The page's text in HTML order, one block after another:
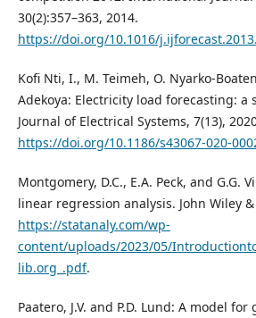
30(2):357–363, 2014.
https://doi.org/10.1016/
Kofi Nti, I., M. Teimeh, O. Nyarko-
Adekoya: Electricity load forecasting: a
Journal of Electrical Systems, 7(13),
https://doi.org/10.1186/s43067-020-
Montgomery, D.C., E.A. Peck, and G.G.
linear regression analysis. John Wiley &
https://statanaly.com/wp-
content/uploads/2023/05/
lib.org_.pdf.
Paatero, J.V. and P.D. Lund: A model